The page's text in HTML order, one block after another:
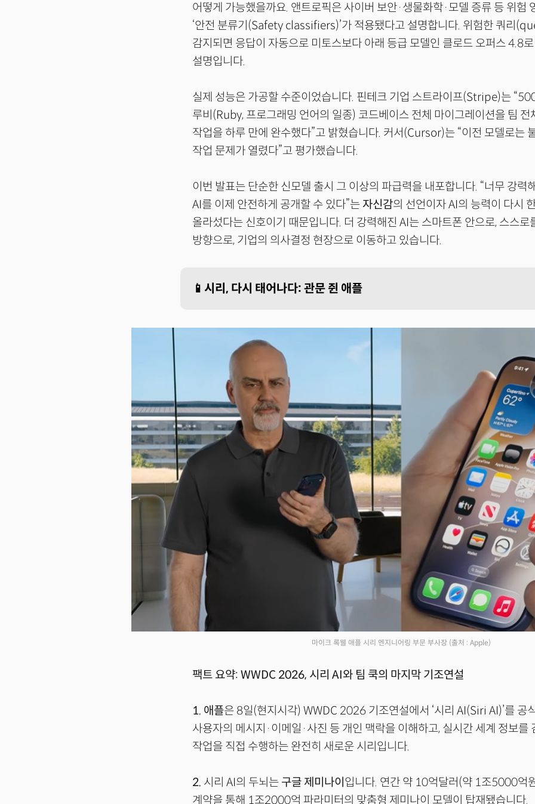
어떻게 가능했을까요. 앤트로픽은 사이버 보안·생물화학·모델 증류 등 위험
‘안전 분류기(Safety classifiers)’가 적용됐다고 설명합니다. 위험한 쿼리
감지되면 응답이 자동으로 미토스보다 아래 등급 모델인 클로드 오퍼스 4.8
설명입니다.
실제 성능은 가공할 수준이었습니다. 핀테크 기업 스트라이프(Stripe)는
루비(Ruby, 프로그래밍 언어의 일종) 코드베이스 전체 마이그레이션을 팀 전
작업을 하루 만에 완수했다”고 밝혔습니다. 커서(Cursor)는 “이전 모델로는
작업 문제가 열렸다”고 평가했습니다.
이번 발표는 단순한 신모델 출시 그 이상의 파급력을 내포합니다. “너무 강력
AI를 이제 안전하게 공개할 수 있다”는 자신감의 선언이자 AI의 능력이 다시
올라섰다는 신호이기 때문입니다. 더 강력해진 AI는 스마트폰 안으로, 스스로
방향으로, 기업의 의사결정 현장으로 이동하고 있습니다.
📱시리, 다시 태어나다: 관문 쥔 애플
마이크 록웰 애플 시리 엔지니어링 부문 부사장 (출처 : Apple)
팩트 요약: WWDC 2026, 시리 AI와 팀 쿡의 마지막 기조연설
1. 애플은 8일(현지시각) WWDC 2026 기조연설에서 ‘시리 AI(Siri AI)’를 공
사용자의 메시지·이메일·사진 등 개인 맥락을 이해하고, 실시간 세계 정보를
작업을 직접 수행하는 완전히 새로운 시리입니다.
2. 시리 AI의 두뇌는 구글 제미나이 입니다. 연간 약 10억달러(약 1조5000억
계약을 통해 1조2000억 파라미터의 맞춤형 제미나이 모델이 탑재됐습니다.